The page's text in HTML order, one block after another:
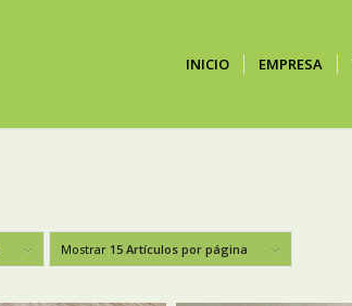
INICIO EMPRESA
Mostrar 15 Artículos por página